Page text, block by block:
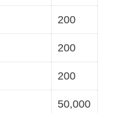
200
200
200
50,000